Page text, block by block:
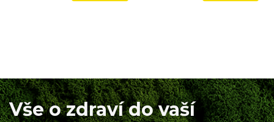
Vše o zdraví do vaší